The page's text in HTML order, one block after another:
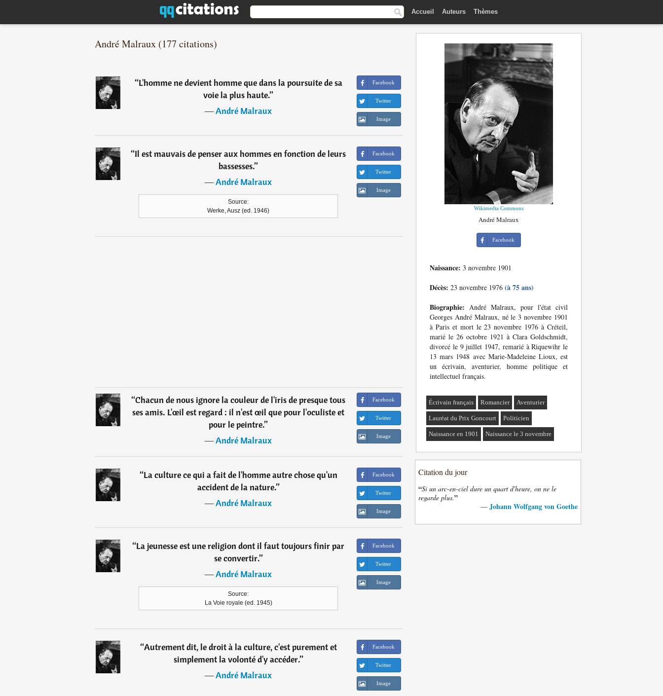
Accueil Auteurs Thèmes
André Malraux (177 citations)
“L'homme ne devient homme que dans la poursuite de sa
voie la plus haute.”
―André Malraux
Facebook
Twitter
Image
“Il est mauvais de penser aux hommes en fonction de leurs
bassesses.”
―André Malraux
Source:
Werke, Ausz (ed. 1946)
Facebook
Twitter
Image
“Chacun de nous ignore la couleur de l'iris de presque tous
ses amis. L'œil est regard : il n'est œil que pour l'oculiste et
pour le peintre.”
―André Malraux
Facebook
Twitter
Image
“La culture ce qui a fait de l'homme autre chose qu'un
accident de la nature.”
―André Malraux
Facebook
Twitter
Image
“La jeunesse est une religion dont il faut toujours finir par
se convertir.”
―André Malraux
Source:
La Voie royale (ed. 1945)
Facebook
Twitter
Image
“Autrement dit, le droit à la culture, c'est purement et
simplement la volonté d'y accéder.”
―André Malraux
Facebook
Twitter
Image
Wikimedia Commons
André Malraux
Facebook
Naissance: 3 novembre 1901
Décès: 23 novembre 1976 (à 75 ans)
Biographie: André Malraux, pour l'état civil
Georges André Malraux, né le 3 novembre 1901
à Paris et mort le 23 novembre 1976 à Créteil,
marié le 26 octobre 1921 à Clara Goldschmidt,
divorcé le 9 juillet 1947, remarié à Riquewihr le
13 mars 1948 avec Marie-Madeleine Lioux, est
un écrivain, aventurier, homme politique et
intellectuel français.
Écrivain français Romancier Aventurier
Lauréat du Prix Goncourt Politicien
Naissance en 1901 Naissance le 3 novembre
Citation du jour
“Si un arc-en-ciel dure un quart d'heure, on ne le
regarde plus.”
— Johann Wolfgang von Goethe